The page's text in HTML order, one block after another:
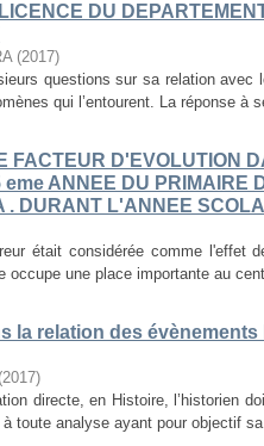
DU
(2017)
questions sur sa relation
qui l’entourent. La réponse à
FACTEUR D'EVOLUTION
eme ANNEE DU PRIMAIRE
. DURANT L'ANNEE
était considérée comme l'effet
occupe une place importante au
la relation des
(2017)
directe, en Histoire, l’historien
à toute analyse ayant pour objectif